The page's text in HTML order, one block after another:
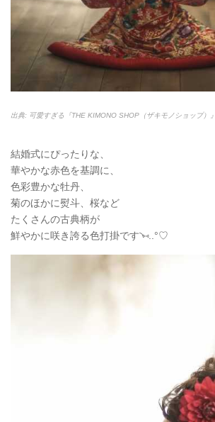
出典: 可愛すぎる『THE KIMONO SHOP（ザキモノショップ
結婚式にぴったりな、
華やかな赤色を基調に、
色彩豊かな牡丹、
菊のほかに熨斗、桜など
たくさんの古典柄が
鮮やかに咲き誇る色打掛です◝⑅..°♡